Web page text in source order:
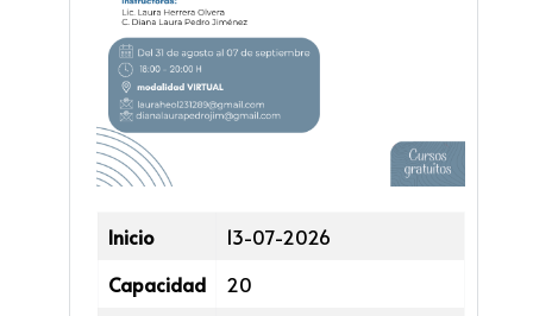
Inicio
13-07-2026
Capacidad
20